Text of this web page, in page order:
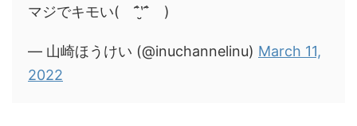
マジでキモい( ˆ̑‵̮ˆ̑ )
— 山崎ほうけい (@inuchannelinu) March 11,
2022